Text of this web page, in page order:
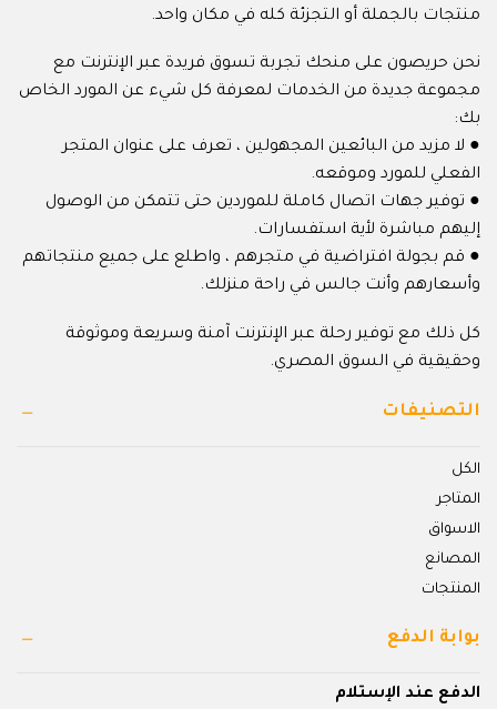
منتجات بالجملة أو التجزئة كله في مكان واحد.
نحن حريصون على منحك تجربة تسوق فريدة عبر الإنترنت مع
مجموعة جديدة من الخدمات لمعرفة كل شيء عن المورد الخاص
بك:
● لا مزيد من البائعين المجهولين ، تعرف على عنوان المتجر
الفعلي للمورد وموقعه.
● توفير جهات اتصال كاملة للموردين حتى تتمكن من الوصول
إليهم مباشرة لأية استفسارات.
● قم بجولة افتراضية في متجرهم ، واطلع على جميع منتجاتهم
وأسعارهم وأنت جالس في راحة منزلك.
كل ذلك مع توفير رحلة عبر الإنترنت آمنة وسريعة وموثوقة
وحقيقية في السوق المصري.
التصنيفات
الكل
المتاجر
الاسواق
المصانع
المنتجات
بوابة الدفع
الدفع عند الإستلام